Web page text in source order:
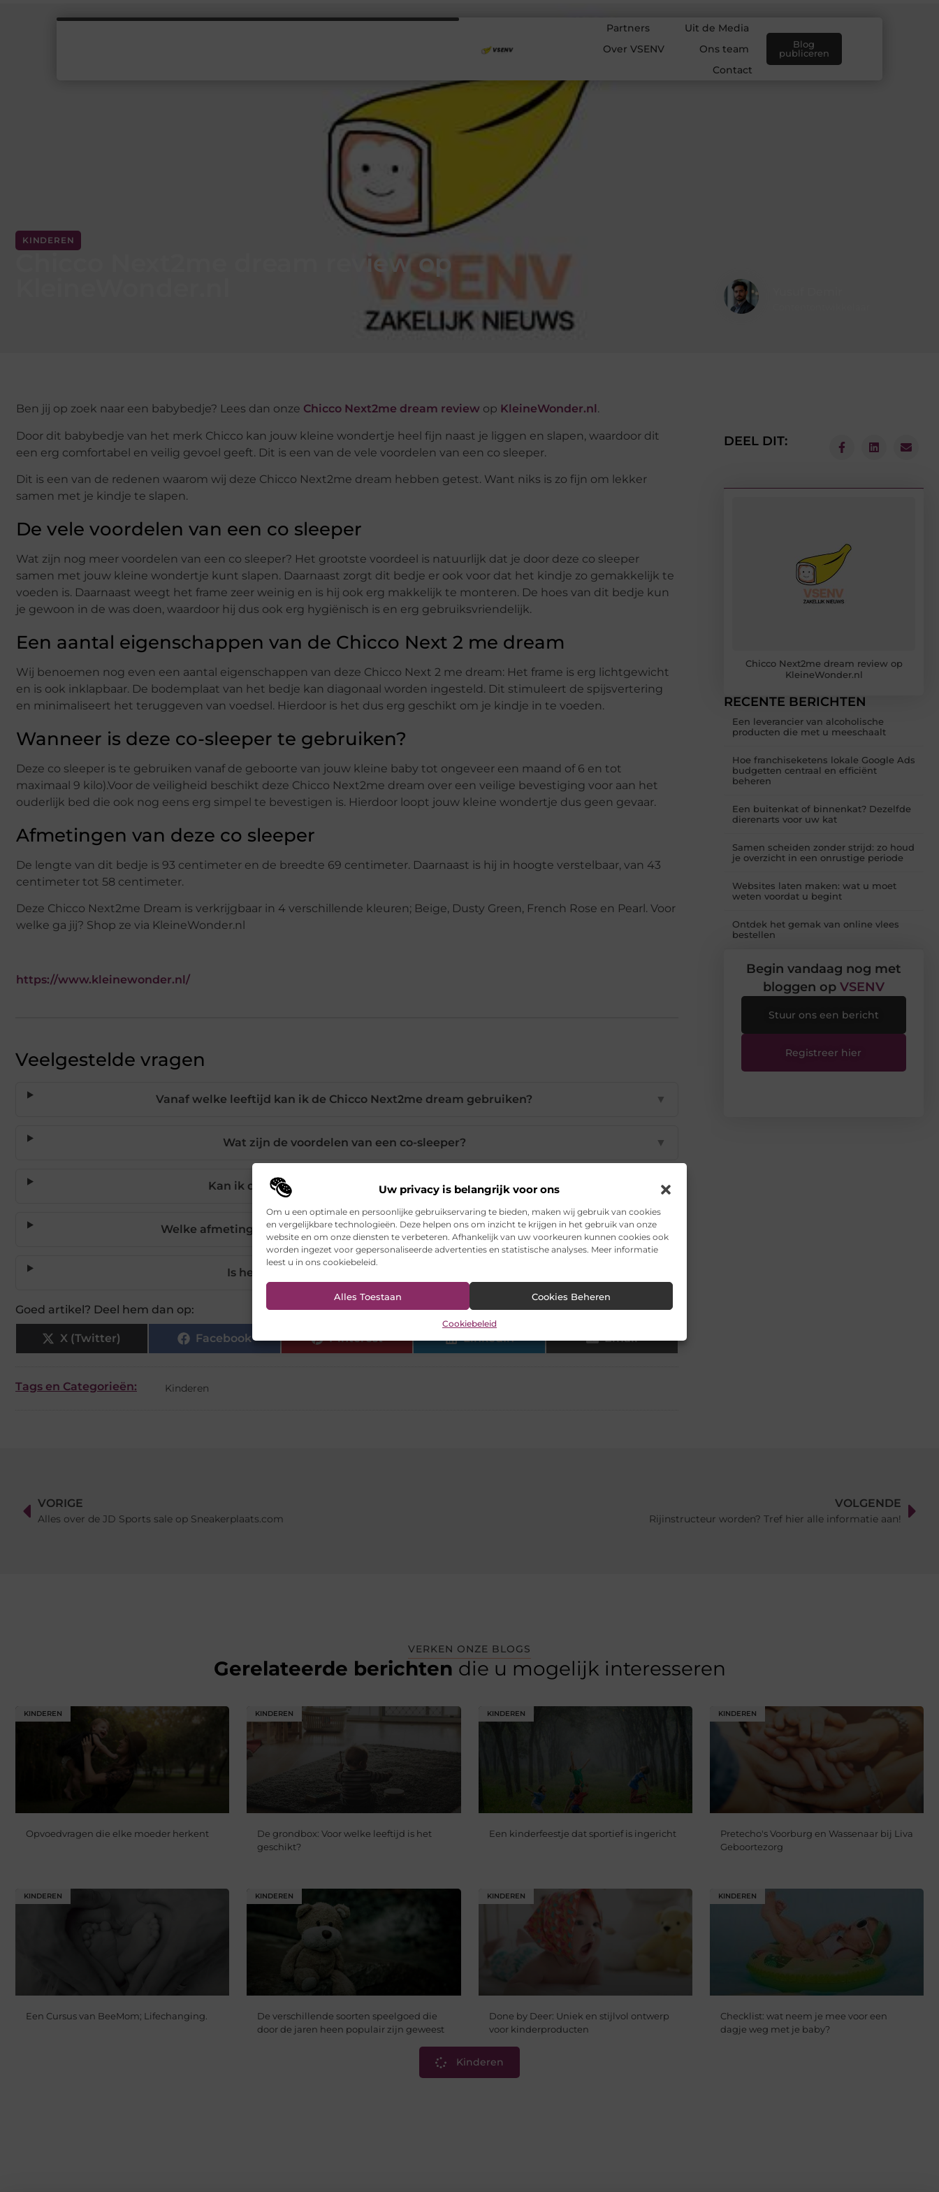
Uw privacy is belangrijk voor ons
Om u een optimale en persoonlijke gebruikservaring te bieden, maken wij gebruik van cookies
en vergelijkbare technologieën. Deze helpen ons om inzicht te krijgen in het gebruik van onze
website en om onze diensten te verbeteren. Afhankelijk van uw voorkeuren kunnen cookies ook
worden ingezet voor gepersonaliseerde advertenties en statistische analyses. Meer informatie
leest u in ons cookiebeleid.
Alles Toestaan Cookies Beheren
Cookiebeleid
Partners
Uit de Media
Over VSENV
Ons team
Contact
Blog
publiceren
KINDEREN
Chicco Next2me dream review op
Ben jij op zoek naar een babybedje? Lees dan onze Chicco Next2me dream review op KleineWonder.nl .
Door dit babybedje van het merk Chicco kan jouw kleine wondertje heel fijn naast je liggen en slapen, waardoor dit
een erg comfortabel en veilig gevoel geeft. Dit is een van de vele voordelen van een co sleeper.
Dit is een van de redenen waarom wij deze Chicco Next2me dream hebben getest. Want niks is zo fijn om lekker
samen met je kindje te slapen.
De vele voordelen van een co sleeper
Wat zijn nog meer voordelen van een co sleeper? Het grootste voordeel is natuurlijk dat je door deze co sleeper
samen met jouw kleine wondertje kunt slapen. Daarnaast zorgt dit bedje er ook voor dat het kindje zo gemakkelijk te
voeden is. Daarnaast weegt het frame zeer weinig en is hij ook erg makkelijk te monteren. De hoes van dit bedje kun
je gewoon in de was doen, waardoor hij dus ook erg hygiënisch is en erg gebruiksvriendelijk.
Een aantal eigenschappen van de Chicco Next 2 me dream
Wij benoemen nog even een aantal eigenschappen van deze Chicco Next 2 me dream: Het frame is erg lichtgewicht
en is ook inklapbaar. De bodemplaat van het bedje kan diagonaal worden ingesteld. Dit stimuleert de spijsvertering
en minimaliseert het teruggeven van voedsel. Hierdoor is het dus erg geschikt om je kindje in te voeden.
Wanneer is deze co-sleeper te gebruiken?
Deze co sleeper is te gebruiken vanaf de geboorte van jouw kleine baby tot ongeveer een maand of 6 en tot
maximaal 9 kilo).Voor de veiligheid beschikt deze Chicco Next2me dream over een veilige bevestiging voor aan het
ouderlijk bed die ook nog eens erg simpel te bevestigen is. Hierdoor loopt jouw kleine wondertje dus geen gevaar.
Afmetingen van deze co sleeper
De lengte van dit bedje is 93 centimeter en de breedte 69 centimeter. Daarnaast is hij in hoogte verstelbaar, van 43
centimeter tot 58 centimeter.
Deze Chicco Next2me Dream is verkrijgbaar in 4 verschillende kleuren; Beige, Dusty Green, French Rose en Pearl. Voor
welke ga jij? Shop ze via KleineWonder.nl
https://www.kleinewonder.nl/
Veelgestelde vragen
Vanaf welke leeftijd kan ik de Chicco Next2me dream gebruiken? ▼
Wat zijn de voordelen van een co-sleeper? ▼
Kan ik de bodemplaat van dit bedje verstellen? ▼
Welke afmetingen en kleuren heeft de Chicco Next2me dream? ▼
Is het bedje makkelijk schoon te maken?
Goed artikel? Deel hem dan op:
X (Twitter) Facebook Pinterest LinkedIn Email
Tags en Categorieën: Kinderen
DEEL DIT:
Chicco Next2me dream review op
KleineWonder.nl
RECENTE BERICHTEN
Een leverancier van alcoholische
producten die met u meeschaalt
Hoe franchiseketens lokale Google Ads
budgetten centraal en efficiënt
beheren
Een buitenkat of binnenkat? Dezelfde
dierenarts voor uw kat
Samen scheiden zonder strijd: zo houd
je overzicht in een onrustige periode
Websites laten maken: wat u moet
weten voordat u begint
Ontdek het gemak van online vlees
bestellen
Begin vandaag nog met
bloggen op VSENV
Stuur ons een bericht
Registreer hier
VORIGE
Alles over de JD Sports sale op Sneakerplaats.com
VOLGENDE
Rijinstructeur worden? Tref hier alle informatie aan!
VERKEN ONZE BLOGS
Gerelateerde berichten die u mogelijk interesseren
KINDEREN
Opvoedvragen die elke moeder herkent
KINDEREN
De grondbox: Voor welke leeftijd is het
geschikt?
KINDEREN
Een kinderfeestje dat sportief is ingericht
KINDEREN
Pretecho's Voorburg en Wassenaar bij Liva
Geboortezorg
KINDEREN
Een Cursus van BeeMom; Lifechanging.
KINDEREN
De verschillende soorten speelgoed die
door de jaren heen populair zijn geweest
KINDEREN
Done by Deer: Uniek en stijlvol ontwerp
voor kinderproducten
KINDEREN
Checklist: wat neem je mee voor een
dagje weg met je baby?
Kinderen